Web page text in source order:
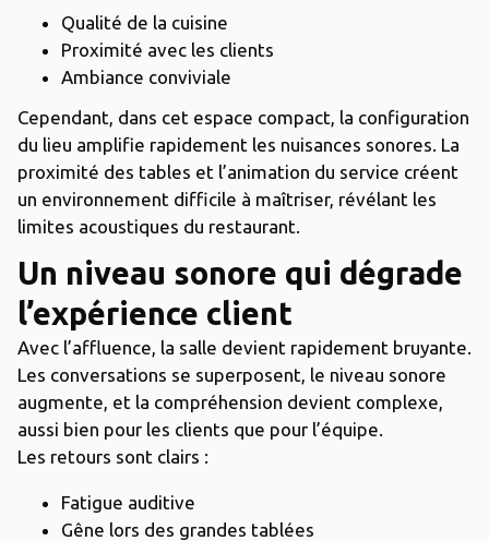
Qualité de la cuisine
Proximité avec les clients
Ambiance conviviale
Cependant, dans cet espace compact, la configuration
du lieu amplifie rapidement les nuisances sonores. La
proximité des tables et l’animation du service créent
un environnement difficile à maîtriser, révélant les
limites acoustiques du restaurant.
Un niveau sonore qui dégrade
l’expérience client
Avec l’affluence, la salle devient rapidement bruyante.
Les conversations se superposent, le niveau sonore
augmente, et la compréhension devient complexe,
aussi bien pour les clients que pour l’équipe.
Les retours sont clairs :
Fatigue auditive
Gêne lors des grandes tablées